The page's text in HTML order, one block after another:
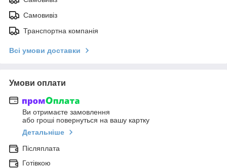
Самовивіз
Транспортна компанія
Всі умови доставки
Умови оплати
Ви отримаєте замовлення
або гроші повернуться на вашу картку
Детальніше
Післяплата
Готівкою